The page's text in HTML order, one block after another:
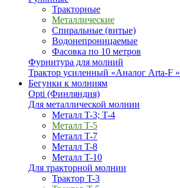
Тракторные
Металлические
Спиральные (витые)
Водонепроницаемые
Фасовка по 10 метров
Фурнитура для молний
Трактор усиленный «Аналог Arta-F »
Бегунки к молниям
Opti (Финляндия)
Для металлической молнии
Металл T-3; T-4
Металл T-5
Металл T-7
Металл T-8
Металл T-10
Для тракторной молнии
Трактор T-3